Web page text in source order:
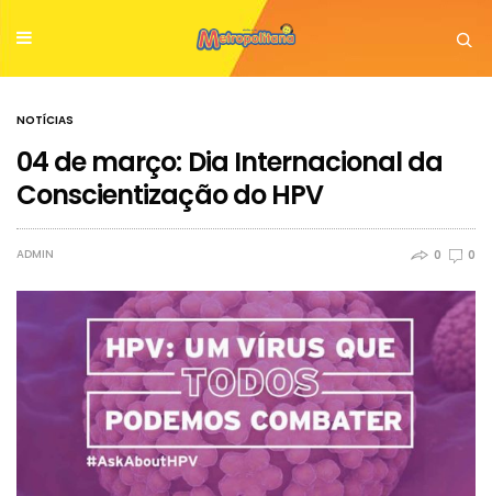
NOTÍCIAS
04 de março: Dia Internacional da
Conscientização do HPV
ADMIN 0 0